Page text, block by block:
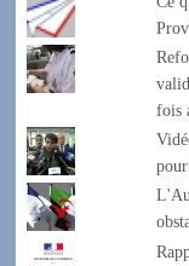
fois